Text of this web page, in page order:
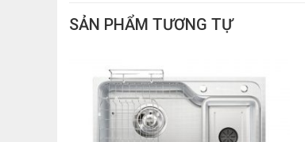
Khả năng chịu nhiệt lên đến 345°C,
Khả năng chống va đập tốt nhờ sự
Hạn chế sự tác động của tia U.V và
Bề mặt phủ Nano bạc, có tính năng diệt
SẢN PHẨM TƯƠNG TỰ